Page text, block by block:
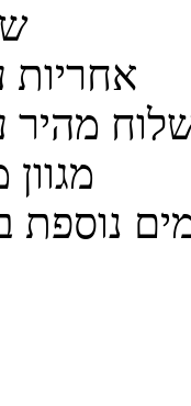
אחריות
מהיר עד 8 ימי
נוספת